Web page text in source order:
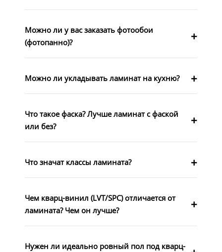
Можно ли у вас заказать фотообои
(фотопанно)?
Можно ли укладывать ламинат на кухню?
Что такое фаска? Лучше ламинат с фаской
или без?
Что значат классы ламината?
Чем кварц-винил (LVT/SPC) отличается от
ламината? Чем он лучше?
Нужен ли идеально ровный пол под кварц-